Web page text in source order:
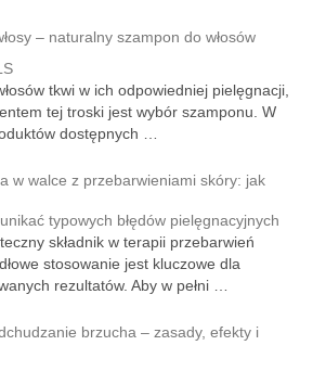
– naturalny szampon do włosów
tkwi w ich odpowiedniej pielęgnacji,
tej troski jest wybór szamponu. W
dostępnych …
w walce z przebarwieniami skóry: jak
typowych błędów pielęgnacyjnych
składnik w terapii przebarwień
stosowanie jest kluczowe dla
rezultatów. Aby w pełni …
brzucha – zasady, efekty i